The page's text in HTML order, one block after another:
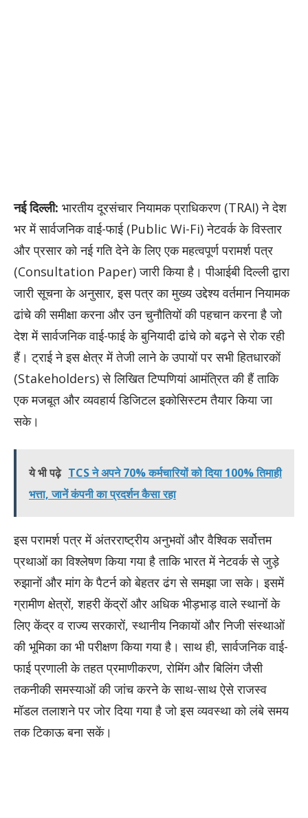
नई दिल्ली: भारतीय दूरसंचार नियामक प्राधिकरण (TRAI) ने देश
भर में सार्वजनिक वाई-फाई (Public Wi-Fi) नेटवर्क के विस्तार
और प्रसार को नई गति देने के लिए एक महत्वपूर्ण परामर्श पत्र
(Consultation Paper) जारी किया है। पीआईबी दिल्ली द्वारा
जारी सूचना के अनुसार, इस पत्र का मुख्य उद्देश्य वर्तमान नियामक
ढांचे की समीक्षा करना और उन चुनौतियों की पहचान करना है जो
देश में सार्वजनिक वाई-फाई के बुनियादी ढांचे को बढ़ने से रोक रही
हैं। ट्राई ने इस क्षेत्र में तेजी लाने के उपायों पर सभी हितधारकों
(Stakeholders) से लिखित टिप्पणियां आमंत्रित की हैं ताकि
एक मजबूत और व्यवहार्य डिजिटल इकोसिस्टम तैयार किया जा
सके।
ये भी पढ़े TCS ने अपने 70% कर्मचारियों को दिया 100% तिमाही
भत्ता, जानें कंपनी का प्रदर्शन कैसा रहा
इस परामर्श पत्र में अंतरराष्ट्रीय अनुभवों और वैश्विक सर्वोत्तम
प्रथाओं का विश्लेषण किया गया है ताकि भारत में नेटवर्क से जुड़े
रुझानों और मांग के पैटर्न को बेहतर ढंग से समझा जा सके। इसमें
ग्रामीण क्षेत्रों, शहरी केंद्रों और अधिक भीड़भाड़ वाले स्थानों के
लिए केंद्र व राज्य सरकारों, स्थानीय निकायों और निजी संस्थाओं
की भूमिका का भी परीक्षण किया गया है। साथ ही, सार्वजनिक वाई-
फाई प्रणाली के तहत प्रमाणीकरण, रोमिंग और बिलिंग जैसी
तकनीकी समस्याओं की जांच करने के साथ-साथ ऐसे राजस्व
मॉडल तलाशने पर जोर दिया गया है जो इस व्यवस्था को लंबे समय
तक टिकाऊ बना सकें।